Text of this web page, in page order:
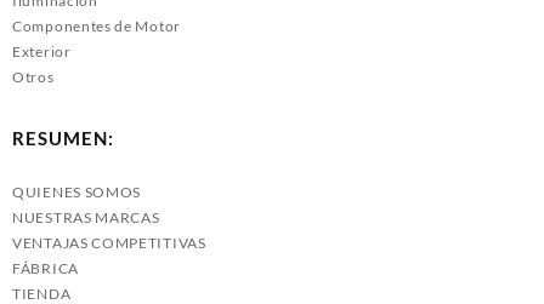
Componentes de Motor
Exterior
Otros
RESUMEN:
QUIENES SOMOS
NUESTRAS MARCAS
VENTAJAS COMPETITIVAS
FÁBRICA
TIENDA